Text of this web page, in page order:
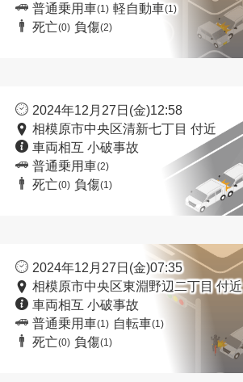
普通乗用車(1) 軽自動車(1)
死亡(0) 負傷(2)
2024年12月27日(金)12:58
相模原市中央区清新七丁目 付近
車両相互 小破事故
普通乗用車(2)
死亡(0) 負傷(1)
2024年12月27日(金)07:35
相模原市中央区東淵野辺二丁目 付近
車両相互 小破事故
普通乗用車(1) 自転車(1)
死亡(0) 負傷(1)